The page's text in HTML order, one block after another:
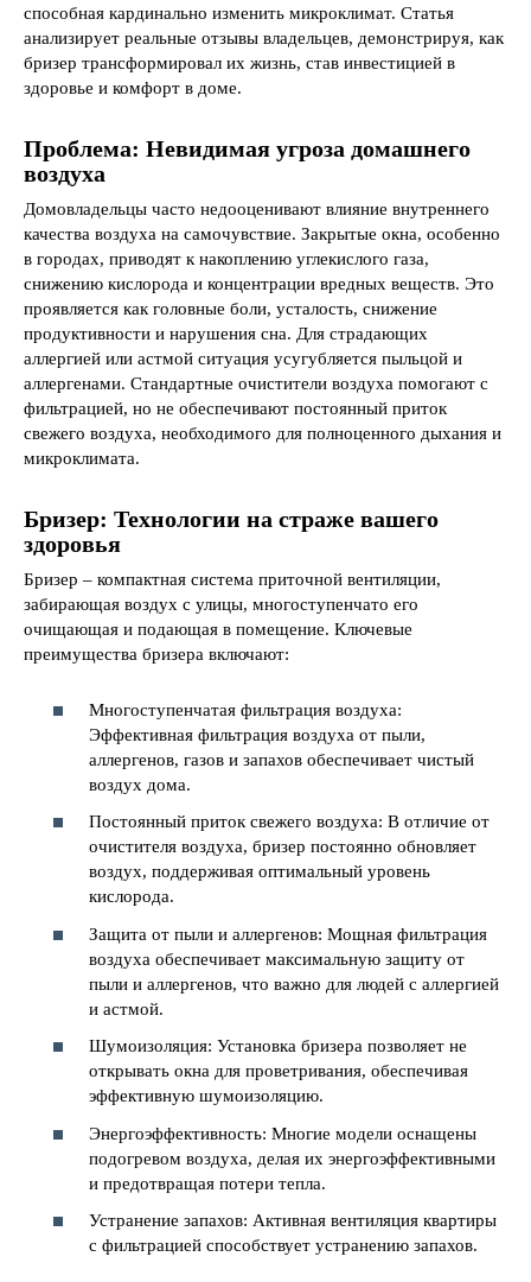
способная кардинально изменить микроклимат. Статья
анализирует реальные отзывы владельцев, демонстрируя, как
бризер трансформировал их жизнь, став инвестицией в
здоровье и комфорт в доме.
Проблема: Невидимая угроза домашнего
воздуха
Домовладельцы часто недооценивают влияние внутреннего
качества воздуха на самочувствие. Закрытые окна, особенно
в городах, приводят к накоплению углекислого газа,
снижению кислорода и концентрации вредных веществ. Это
проявляется как головные боли, усталость, снижение
продуктивности и нарушения сна. Для страдающих
аллергией или астмой ситуация усугубляется пыльцой и
аллергенами. Стандартные очистители воздуха помогают с
фильтрацией, но не обеспечивают постоянный приток
свежего воздуха, необходимого для полноценного дыхания и
микроклимата.
Бризер: Технологии на страже вашего
здоровья
Бризер – компактная система приточной вентиляции,
забирающая воздух с улицы, многоступенчато его
очищающая и подающая в помещение. Ключевые
преимущества бризера включают:
Многоступенчатая фильтрация воздуха:
Эффективная фильтрация воздуха от пыли,
аллергенов, газов и запахов обеспечивает чистый
воздух дома.
Постоянный приток свежего воздуха: В отличие от
очистителя воздуха, бризер постоянно обновляет
воздух, поддерживая оптимальный уровень
кислорода.
Защита от пыли и аллергенов: Мощная фильтрация
воздуха обеспечивает максимальную защиту от
пыли и аллергенов, что важно для людей с аллергией
и астмой.
Шумоизоляция: Установка бризера позволяет не
открывать окна для проветривания, обеспечивая
эффективную шумоизоляцию.
Энергоэффективность: Многие модели оснащены
подогревом воздуха, делая их энергоэффективными
и предотвращая потери тепла.
Устранение запахов: Активная вентиляция квартиры
с фильтрацией способствует устранению запахов.